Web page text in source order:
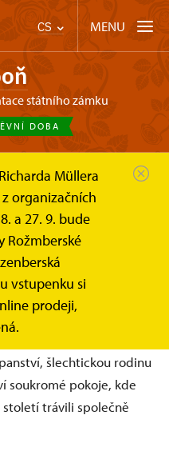
CS MENU
státního zámku
DOBA
Müllera
organizačních
a 27. 9. bude
Rožmberské
vstupenku si
prodeji,
šlechtickou rodinu
soukromé pokoje, kde
trávili společně